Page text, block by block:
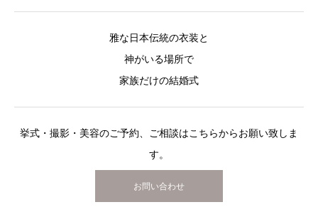
雅な日本伝統の衣装と
神がいる場所で
家族だけの結婚式
挙式・撮影・美容のご予約、ご相談はこちらからお願い致しま
す。
お問い合わせ